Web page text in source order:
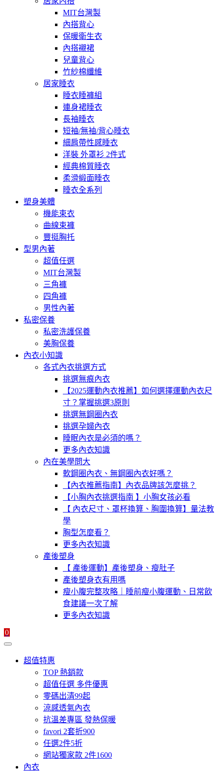
MIT台灣製
內搭背心
保暖衛生衣
內搭襯裙
兒童背心
竹紗棉纖維
居家睡衣
睡衣睡褲組
連身裙睡衣
長袖睡衣
短袖/無袖/背心睡衣
細肩帶性感睡衣
洋裝 外罩衫 2件式
經典棉質睡衣
柔滑緞面睡衣
睡衣全系列
塑身美體
機能束衣
曲線束褲
豐挺胸托
型男內著
超值任選
MIT台灣製
三角褲
四角褲
男性內著
私密保養
私密洗護保養
美胸保養
內衣小知識
各式內衣挑選方式
挑選無痕內衣
【2025運動內衣推薦】如何選擇運動內衣尺
寸？掌握挑選3原則
挑選無鋼圈內衣
挑選孕婦內衣
睡眠內衣是必須的嗎？
更多內衣知識
內在美學問大
軟鋼圈內衣、無鋼圈內衣好嗎？
【內衣推薦指南】內衣品牌該怎麼挑？
【小胸內衣挑選指南 】小胸女孩必看
【 內衣尺寸、罩杯換算、胸圍換算】量法教
學
胸型怎麼看？
更多內衣知識
產後塑身
【 產後運動】產後塑身、瘦肚子
產後塑身衣有用嗎
瘦小腹完整攻略｜睡前瘦小腹運動、日常飲
食建議一次了解
更多內衣知識
0
超值特惠
TOP 熱銷款
超值任選 多件優惠
零碼出清99起
涼感透氣內衣
抗溫差專區 發熱保暖
favori 2套折900
任選2件5折
網站獨家款 2件1600
內衣